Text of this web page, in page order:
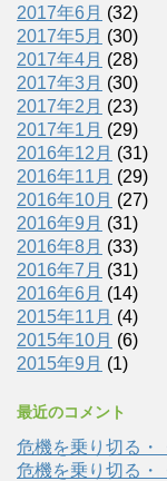
2017年6月 (32)
2017年5月 (30)
2017年4月 (28)
2017年3月 (30)
2017年2月 (23)
2017年1月 (29)
2016年12月 (31)
2016年11月 (29)
2016年10月 (27)
2016年9月 (31)
2016年8月 (33)
2016年7月 (31)
2016年6月 (14)
2015年11月 (4)
2015年10月 (6)
2015年9月 (1)
最近のコメント
危機を乗り切る・
危機を乗り切る・